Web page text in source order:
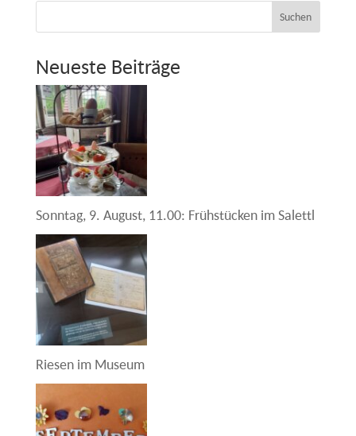
Suchen
Neueste Beiträge
Sonntag, 9. August, 11.00: Frühstücken im Salettl
Riesen im Museum